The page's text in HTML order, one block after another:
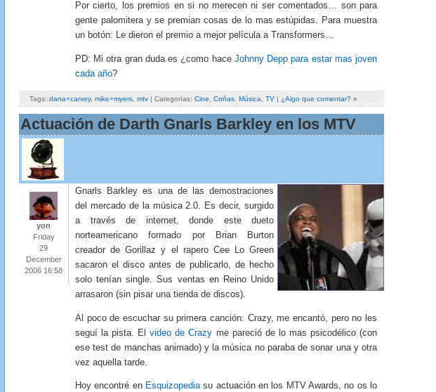
Por cierto, los premios en si no merecen ni ser comentados… son para
gente palomitera y se premian cosas de lo mas estúpidas. Para muestra
un botón: Le dieron el premio a mejor película a Transformers…
PD: Mi otra gran duda es ¿como hace Johnny Depp para estar mas joven
cada año?
Tags: dana+carvey, mike+myers mtv | Categorías: Cine Coñas Música TV | ¿Algo que comentar? »
Actuación de Darth Gnarls Barkley en los MTV
yon
Friday
29
December
2006 16:58
Gnarls Barkley es una de las demostraciones
del mercado de la música 2.0. Es decir, surgido
a través de internet, donde este dueto
norteamericano formado por Brian Burton
creador de Gorillaz y el rapero Cee Lo Green
sacaron el disco antes de publicarlo, de hecho
solo tenían single. Sus ventas en Reino Unido
arrasaron (sin pisar una tienda de discos).
Al poco de escuchar su primera canción: Crazy, me encantó, pero no les
seguí la pista. Elvideo de Crazy me pareció de lo mas psicodélico (con
ese test de manchas animado) y la música no paraba de sonar una y otra
vez aquella tarde.
Hoy encontré en Esquizopediasu actuación en los MTV Awards, no os lo